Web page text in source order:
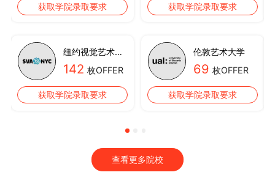
获取学院录取要求 获取学院录取要求
纽约视觉艺术学院
142 枚OFFER
获取学院录取要求
伦敦艺术大学
69 枚OFFER
获取学院录取要求
查看更多院校